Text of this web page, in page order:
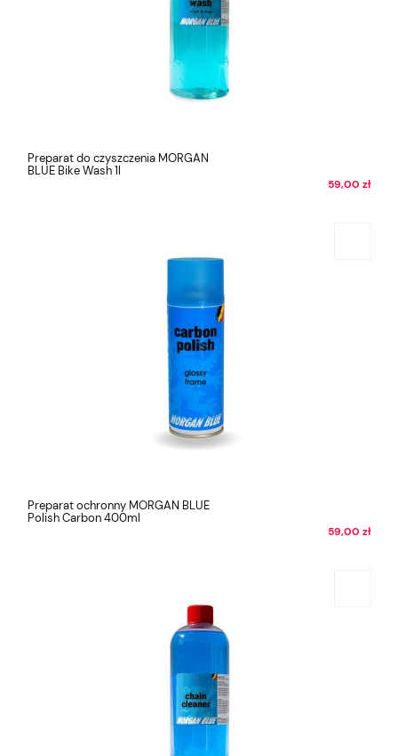
Preparat do czyszczenia MORGAN
BLUE Bike Wash 1l
59,00 zł
Preparat ochronny MORGAN BLUE
Polish Carbon 400ml
59,00 zł